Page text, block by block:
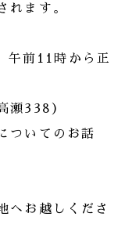
れます。
前11時から正
瀬338）
ついてのお話
へお越しくださ